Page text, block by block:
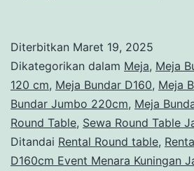
D180
Cm
Tebar
Diterbitkan Maret 19, 2025
Dikategorikan dalam Meja, Meja
120 cm, Meja Bundar D160, Meja
Bundar Jumbo 220cm, Meja
Round Table, Sewa Round Table
Ditandai Rental Round table,
D160cm Event Menara Kuningan